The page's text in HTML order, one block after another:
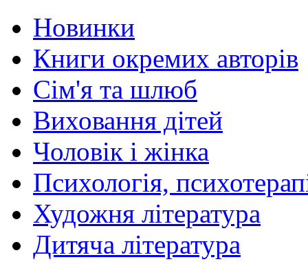
Новинки
Книги окремих авторів
Сім'я та шлюб
Виховання дітей
Чоловік і жінка
Психологія,
Художня література
Дитяча література